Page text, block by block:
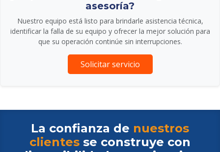
asesoría?
Nuestro equipo está listo para brindarle asistencia técnica,
identificar la falla de su equipo y ofrecer la mejor solución para
que su operación continúe sin interrupciones.
Solicitar servicio
La confianza de nuestros
clientes se construye con